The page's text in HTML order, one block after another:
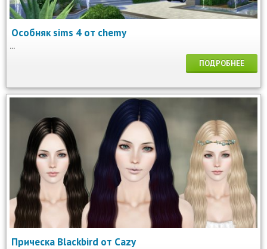
Особняк sims 4 от chemy
...
ПОДРОБНЕЕ
Прическа Blackbird от Cazy